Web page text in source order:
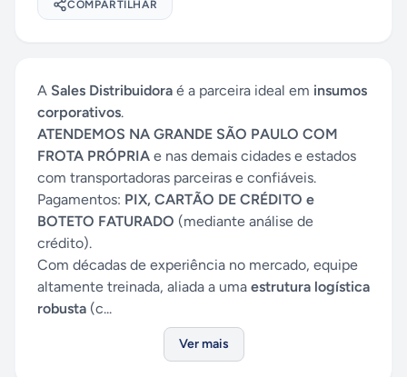
COMPARTILHAR
A Sales Distribuidora é a parceira ideal em insumos
corporativos.
ATENDEMOS NA GRANDE SÃO PAULO COM
FROTA PRÓPRIA e nas demais cidades e estados
com transportadoras parceiras e confiáveis.
Pagamentos: PIX, CARTÃO DE CRÉDITO e
BOTETO FATURADO (mediante análise de
crédito).
Com décadas de experiência no mercado, equipe
altamente treinada, aliada a uma estrutura logística
robusta (c...
Ver mais